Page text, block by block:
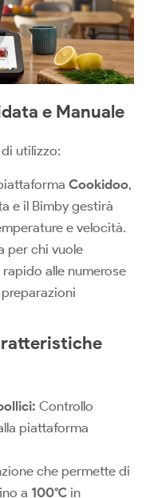
e Manuale
utilizzo:
Cookidoo,
e il Bimby gestirà
e velocità.
per chi vuole
alle numerose
Controllo
piattaforma
che permette di
a 100°C in